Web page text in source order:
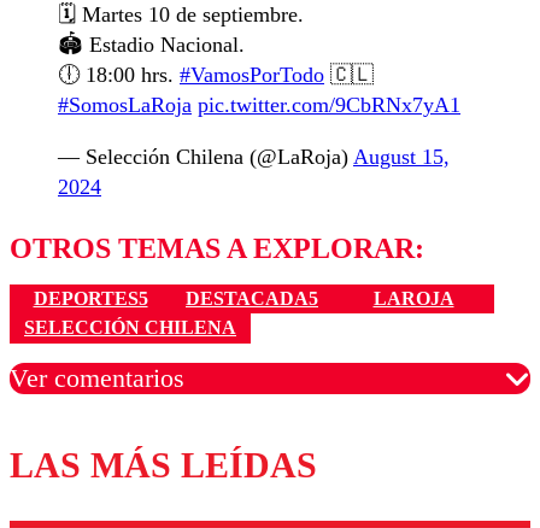
🗓️ Martes 10 de septiembre.
🏟️ Estadio Nacional.
🕕 18:00 hrs. #VamosPorTodo 🇨🇱
#SomosLaRoja pic.twitter.com/9CbRNx7yA1
— Selección Chilena (@LaRoja) August 15,
2024
OTROS TEMAS A EXPLORAR:
DEPORTES5 DESTACADA5
LAROJA
SELECCIÓN CHILENA
Ver comentarios
Los comentarios son moderados para garantizar un
diálogo respetuoso.
Nombre
LAS MÁS LEÍDAS